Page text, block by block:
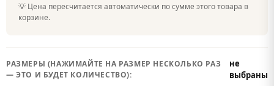
💡 Цена пересчитается автоматически по сумме этого товара в
корзине.
РАЗМЕРЫ (НАЖИМАЙТЕ НА РАЗМЕР НЕСКОЛЬКО РАЗ
— ЭТО И БУДЕТ КОЛИЧЕСТВО):
не
выбраны